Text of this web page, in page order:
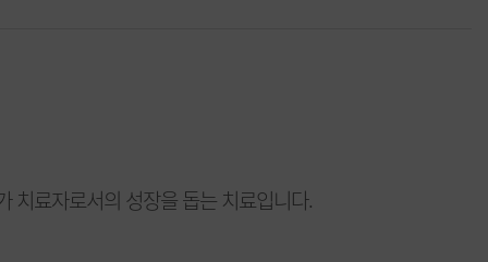
치료자로서의 성장을 돕는 치료입니다.